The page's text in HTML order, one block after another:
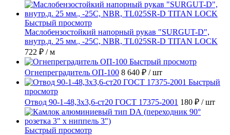
Быстрый просмотр
Маслобензостойкий напорный рукав "SURGUT-D",
внутр.д. 25 мм., -25C, NBR, TL025SR-D TITAN LOCK
722 ₽ / м
Быстрый просмотр
Огнепреградитель ОП-100 8 640 ₽ / шт
Быстрый
просмотр
Отвод 90-1-48,3х3,6-ст20 ГОСТ 17375-2001 180 ₽ / шт
Быстрый просмотр